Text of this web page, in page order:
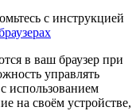
с инструкцией
в ваш браузер при
управлять
использованием
на своём устройстве,